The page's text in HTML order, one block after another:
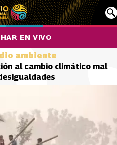
EN VIVO
ambiente
al cambio climático mal